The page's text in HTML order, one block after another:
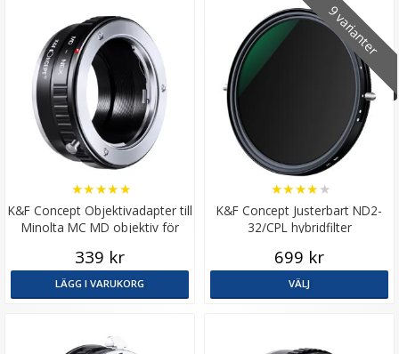
K&F Concept Objektivadapter till
Minolta MC MD objektiv för
★★★★★
339 kr
LÄGG I VARUKORG
9 varianter
K&F Concept Justerbart ND2-
32/CPL hybridfilter
★★★★ ★
699 kr
VÄLJ